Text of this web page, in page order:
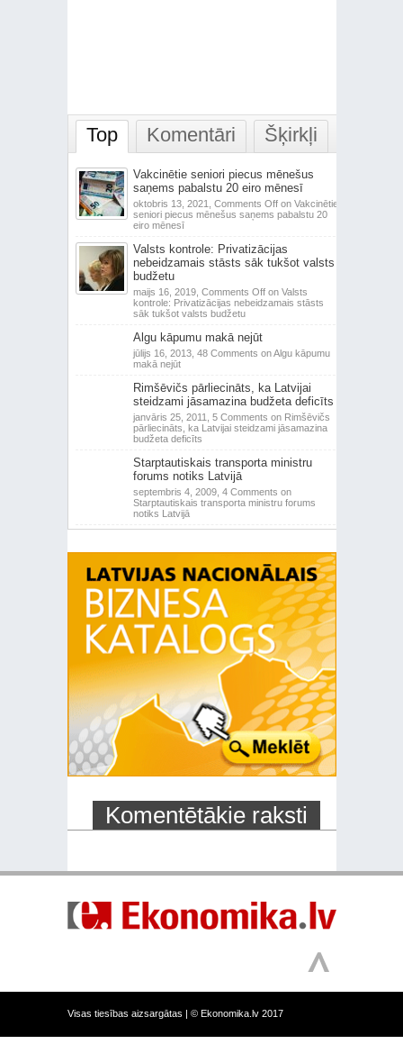
Top Komentāri Šķirkļi
Vakcinētie seniori piecus mēnešus
saņems pabalstu 20 eiro mēnesī
oktobris 13, 2021, Comments Offon Vakcinētie
seniori piecus mēnešus saņems pabalstu 20
eiro mēnesī
Valsts kontrole: Privatizācijas
nebeidzamais stāsts sāk tukšot valsts
budžetu
maijs 16, 2019, Comments Offon Valsts
kontrole: Privatizācijas nebeidzamais stāsts
sāk tukšot valsts budžetu
Algu kāpumu makā nejūt
jūlijs 16, 2013, 48 Comments on Algu kāpumu
makā nejūt
Rimšēvičs pārliecināts, ka Latvijai
steidzami jāsamazina budžeta deficīts
janvāris 25, 2011, 5 Comments on Rimšēvičs
pārliecināts, ka Latvijai steidzami jāsamazina
budžeta deficīts
Starptautiskais transporta ministru
forums notiks Latvijā
septembris 4, 2009, 4 Comments on
Starptautiskais transporta ministru forums
notiks Latvijā
Komentētākie raksti
Visas tiesības aizsargātas | © Ekonomika.lv 2017